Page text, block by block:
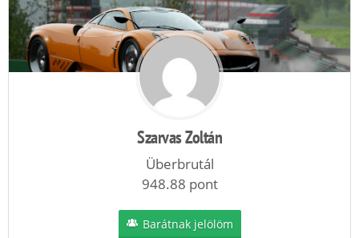
Szarvas Zoltán
Überbrutál
948.88 pont
Barátnak jelölöm